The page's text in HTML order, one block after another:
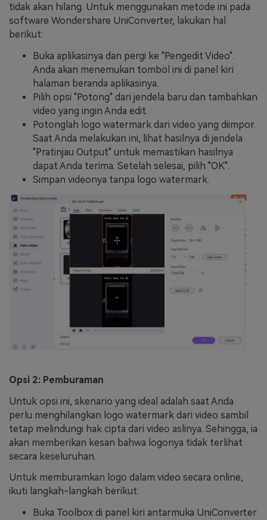
tidak akan hilang. Untuk menggunakan metode ini pada
software Wondershare UniConverter, lakukan hal
berikut:
Buka aplikasinya dan pergi ke "Pengedit Video".
Anda akan menemukan tombol ini di panel kiri
halaman beranda aplikasinya.
Pilih opsi "Potong" dari jendela baru dan tambahkan
video yang ingin Anda edit.
Potonglah logo watermark dari video yang diimpor.
Saat Anda melakukan ini, lihat hasilnya di jendela
"Pratinjau Output" untuk memastikan hasilnya
dapat Anda terima. Setelah selesai, pilih "OK".
Simpan videonya tanpa logo watermark.
Opsi 2: Pemburaman
Untuk opsi ini, skenario yang ideal adalah saat Anda
perlu menghilangkan logo watermark dari video sambil
tetap melindungi hak cipta dari video aslinya. Sehingga, ia
akan memberikan kesan bahwa logonya tidak terlihat
secara keseluruhan.
Untuk memburamkan logo dalam video secara online,
ikuti langkah-langkah berikut:
Buka Toolbox di panel kiri antarmuka UniConverter